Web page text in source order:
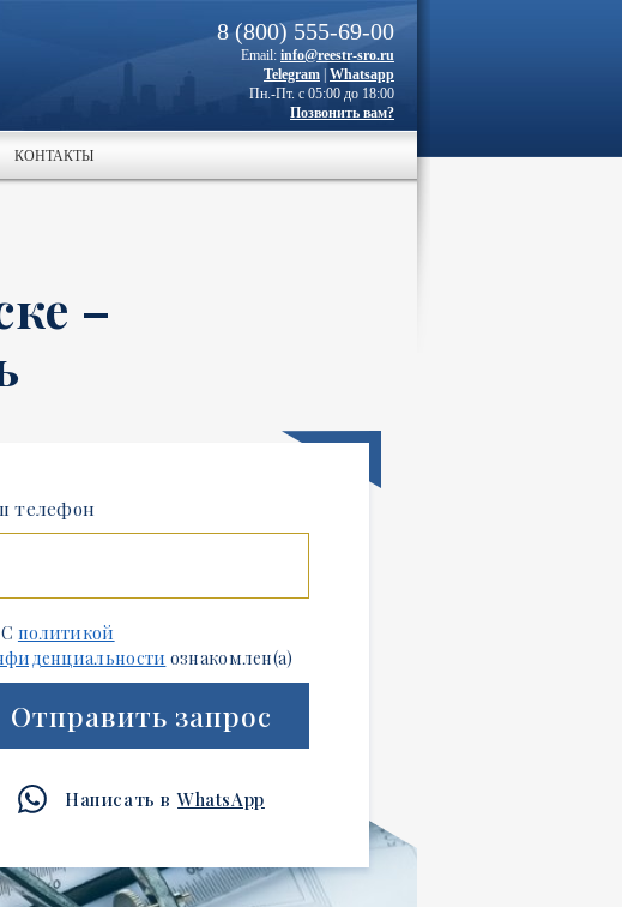
8 (800) 555-69-00
Email: info@reestr-sro.ru
Telegram Whatsapp
Пн.-Пт. с 05:00 до 18:00
Позвонить вам?
КОНТАКТЫ
–
телефон
С политикой
ознакомлен(а)
Отправить запрос
Написать в WhatsApp